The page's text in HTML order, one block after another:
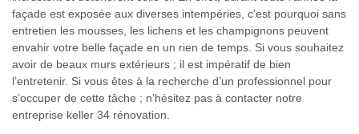
façade est exposée aux diverses intempéries, c’est pourquoi sans
entretien les mousses, les lichens et les champignons peuvent
envahir votre belle façade en un rien de temps. Si vous souhaitez
avoir de beaux murs extérieurs ; il est impératif de bien
l’entretenir. Si vous êtes à la recherche d’un professionnel pour
s’occuper de cette tâche ; n’hésitez pas à contacter notre
entreprise keller 34 rénovation.